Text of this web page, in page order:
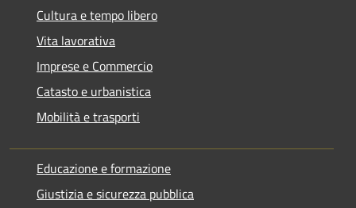
Cultura e tempo libero
Vita lavorativa
Imprese e Commercio
Catasto e urbanistica
Mobilità e trasporti
Educazione e formazione
Giustizia e sicurezza pubblica